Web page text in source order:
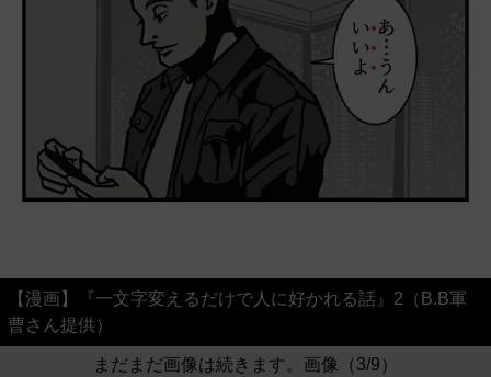
【漫画】『一文字変えるだけで人に好かれる話』2（B.B軍
曹さん提供）
まだまだ画像は続きます。画像（3/9）